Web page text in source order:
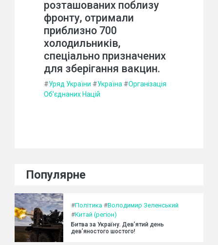
розташованих поблизу
фронту, отримали
приблизно 700
холодильників,
спеціально призначених
для зберігання вакцин.
#Уряд України #Україна #Організація
Об'єднаних Націй
Популярне
#Політика #Володимир Зеленський
#Китай (регіон)
Битва за Україну. Дев’ятий день
дев’яностого шостого!